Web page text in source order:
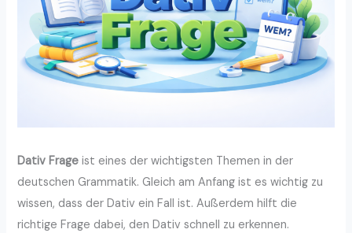
Dativ Frage ist eines der wichtigsten Themen in der
deutschen Grammatik. Gleich am Anfang ist es wichtig zu
wissen, dass der Dativ ein Fall ist. Außerdem hilft die
richtige Frage dabei, den Dativ schnell zu erkennen.